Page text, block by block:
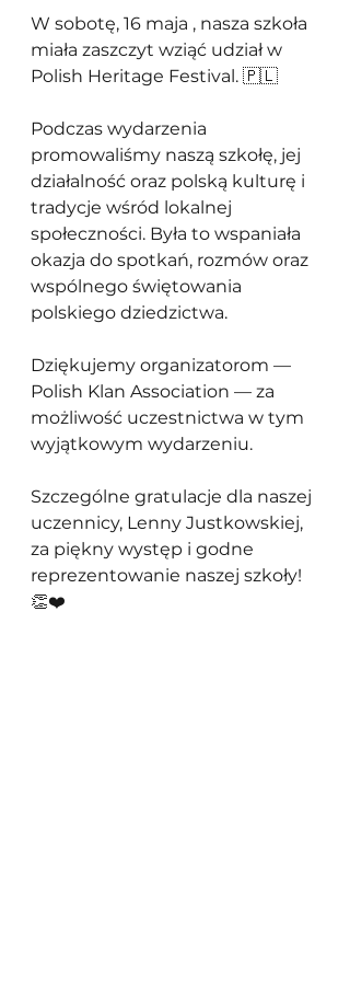
W sobotę, 16 maja , nasza szkoła
miała zaszczyt wziąć udział w
Polish Heritage Festival. 🇵🇱
Podczas wydarzenia
promowaliśmy naszą szkołę, jej
działalność oraz polską kulturę i
tradycje wśród lokalnej
społeczności. Była to wspaniała
okazja do spotkań, rozmów oraz
wspólnego świętowania
polskiego dziedzictwa.
Dziękujemy organizatorom —
Polish Klan Association — za
możliwość uczestnictwa w tym
wyjątkowym wydarzeniu.
Szczególne gratulacje dla naszej
uczennicy, Lenny Justkowskiej,
za piękny występ i godne
reprezentowanie naszej szkoły!
👏❤️